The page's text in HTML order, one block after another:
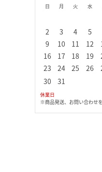
日
月 火 水
2
3 4 5
9
10 11 12
16
17 18 19
23
24 25 26
30
31
休業日
※商品発送、お問い合わせを